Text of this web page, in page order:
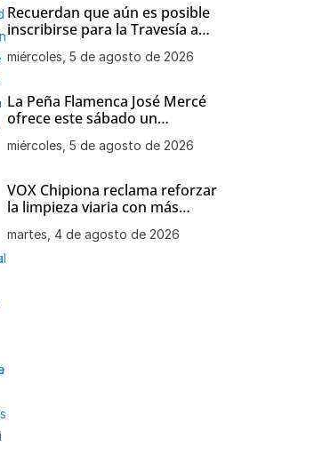
Recuerdan que aún es posible
inscribirse para la Travesía a
miércoles, 5 de agosto de 2026
La Peña Flamenca José Mercé
ofrece este sábado un
Carlos Marchante como
miércoles, 5 de agosto de 2026
VOX Chipiona reclama reforzar
la limpieza viaria con más
mejor planificación
martes, 4 de agosto de 2026